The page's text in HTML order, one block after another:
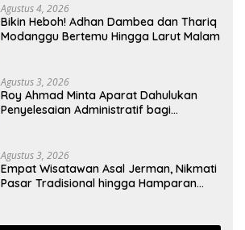
Agustus 4, 2026
Bikin Heboh! Adhan Dambea dan Thariq
Modanggu Bertemu Hingga Larut Malam
Agustus 3, 2026
Roy Ahmad Minta Aparat Dahulukan
Penyelesaian Administratif bagi
Agustus 3, 2026
Empat Wisatawan Asal Jerman, Nikmati
Pasar Tradisional hingga Hamparan